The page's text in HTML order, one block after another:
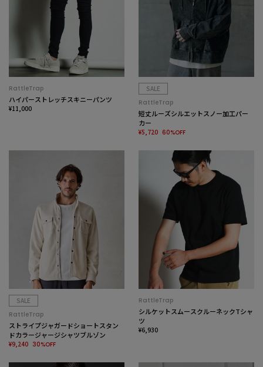
RattleTrap
ハイパーストレッチスキニーパンツ
¥11,000
SALE
RattleTrap
短丈ルーズシルエットスノー加工パー
カー
¥5,720 60%OFF
SALE
RattleTrap
ストライプジャガードショートスタン
ドカラージャージシャツブルゾン
¥9,240 30%OFF
RattleTrap
シルケットスムースクルーネックTシャ
ツ
¥6,930